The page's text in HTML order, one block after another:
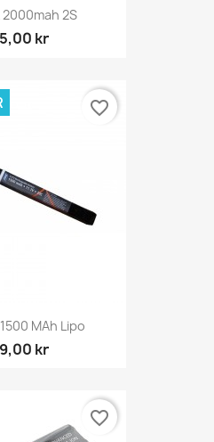
2S
kr
1500 MAh Lipo
kr
favorite_border
favorite_border